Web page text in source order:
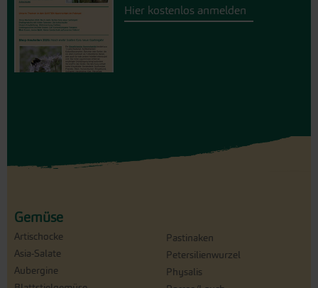
Hier kostenlos anmelden
Gemüse
Artischocke
Asia-Salate
Aubergine
Pastinaken
Petersilienwurzel
Physalis